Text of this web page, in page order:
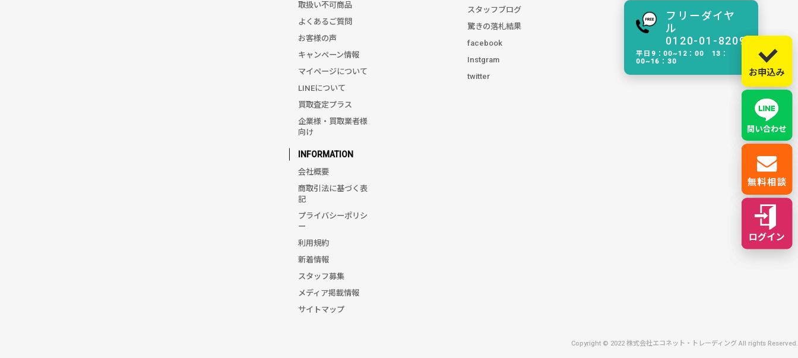
取扱い不可商品
よくあるご質問
お客様の声
キャンペーン情報
マイページについて
LINEについて
買取査定プラス
企業様・買取業者様
向け
スタッフブログ
驚きの落札結果
facebook
Instgram
twitter
INFORMATION
会社概要
商取引法に基づく表
記
プライバシーポリシ
ー
利用規約
新着情報
スタッフ募集
メディア掲載情報
サイトマップ
フリーダイヤ
ル
0120-01-8209
平日9：00~12：00 13：
00~16：30
Copyright © 2022 株式会社エコネット・トレーディング All rights Reserved.